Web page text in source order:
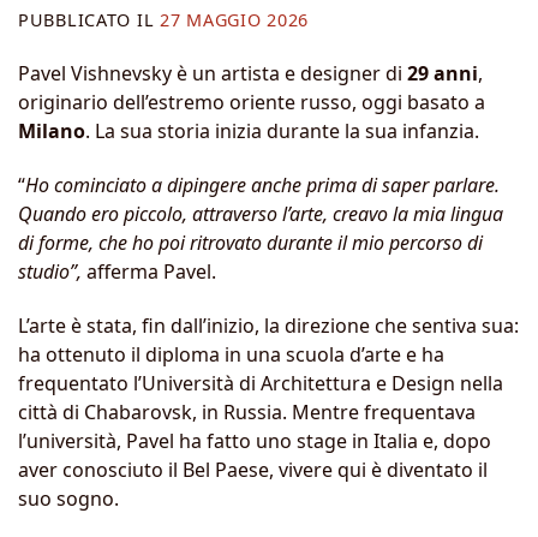
PUBBLICATO IL27 MAGGIO 2026
Pavel Vishnevsky è un artista e designer di 29 anni,
originario dell’estremo oriente russo, oggi basato a
Milano. La sua storia inizia durante la sua infanzia.
“Ho cominciato a dipingere anche prima di saper parlare.
Quando ero piccolo, attraverso l’arte, creavo la mia lingua
di forme, che ho poi ritrovato durante il mio percorso di
studio”, afferma Pavel.
L’arte è stata, fin dall’inizio, la direzione che sentiva sua:
ha ottenuto il diploma in una scuola d’arte e ha
frequentato l’Università di Architettura e Design nella
città di Chabarovsk, in Russia. Mentre frequentava
l’università, Pavel ha fatto uno stage in Italia e, dopo
aver conosciuto il Bel Paese, vivere qui è diventato il
suo sogno.